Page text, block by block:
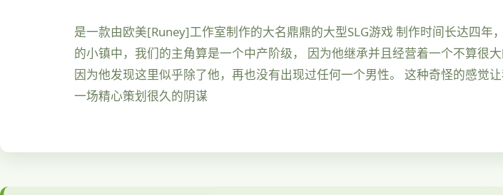
是一款由欧美[Runey]工作室制作的大名鼎鼎的大型SLG游戏 制作时间长达四
的小镇中，我们的主角算是一个中产阶级， 因为他继承并且经营着一个不算很
因为他发现这里似乎除了他，再也没有出现过任何一个男性。 这种奇怪的感觉
一场精心策划很久的阴谋